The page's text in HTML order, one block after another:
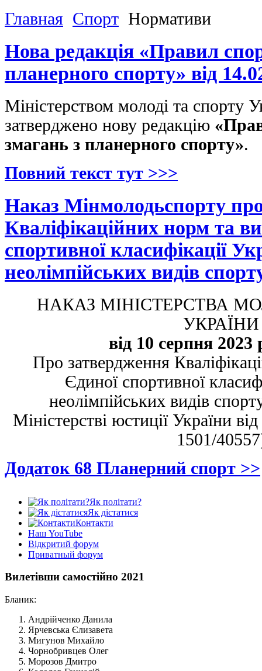
Главная Спорт Нормативи
Нова редакція «Правил
планерного спорту» від
Міністерством молоді та спорту
затверджено нову редакцію
змагань з планерного спорту».
Повний текст тут >>>
Наказ Мінмолодьспорту
Кваліфікаційних норм та
спортивної класифікації
неолімпійських видів
НАКАЗ МІНІСТЕРСТВА
УКРАЇНИ
від 10 серпня
Про затвердження
Єдиної спортивної
неолімпійських видів
Міністерстві юстиції України
1501/
Додаток 68 Планерний спорт >>
Як політати?
Як дістатися
Контакти
Наш YouTube
Відкритий форум
Приватный форум
Вилетівши самостійно 2021
Бланик:
Андрійченко Данила
Ярчевська Єлизавета
Мигунов Михайло
Чорнобривцев Олег
Морозов Дмитро